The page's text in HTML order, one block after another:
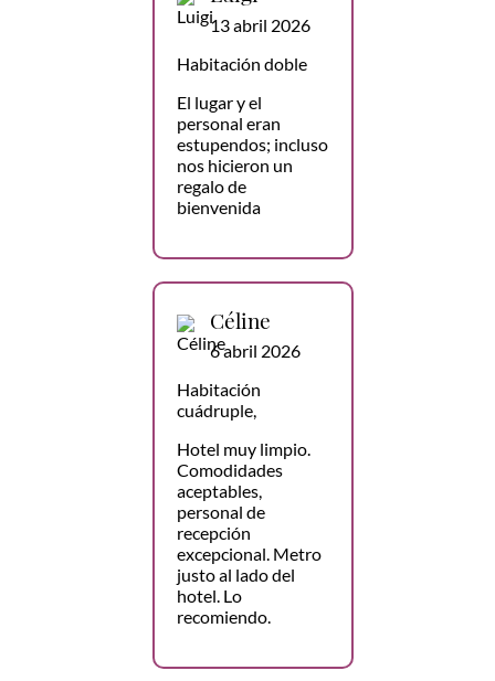
13 abril 2026
Habitación doble
El lugar y el
personal eran
estupendos; incluso
nos hicieron un
regalo de
bienvenida
Céline
6 abril 2026
Habitación
cuádruple,
Hotel muy limpio.
Comodidades
aceptables,
personal de
recepción
excepcional. Metro
justo al lado del
hotel. Lo
recomiendo.